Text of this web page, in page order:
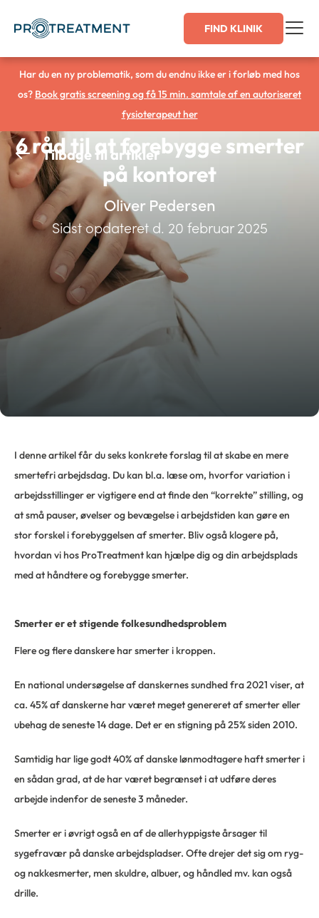
FIND KLINIK
Har du en ny problematik, som du endnu ikke er i forløb med hos
os? Book gratis screening og få 15 min. samtale af en autoriseret
fysioterapeut her
Tilbage til artikler
6 råd til at forebygge smerter
på kontoret
Oliver Pedersen
Sidst opdateret d. 20 februar 2025
I denne artikel får du seks konkrete forslag til at skabe en mere
smertefri arbejdsdag. Du kan bl.a. læse om, hvorfor variation i
arbejdsstillinger er vigtigere end at finde den “korrekte” stilling, og
at små pauser, øvelser og bevægelse i arbejdstiden kan gøre en
stor forskel i forebyggelsen af smerter. Bliv også klogere på,
hvordan vi hos ProTreatment kan hjælpe dig og din arbejdsplads
med at håndtere og forebygge smerter.
Smerter er et stigende folkesundhedsproblem
Flere og flere danskere har smerter i kroppen.
En national undersøgelse af danskernes sundhed fra 2021 viser, at
ca. 45% af danskerne har været meget genereret af smerter eller
ubehag de seneste 14 dage. Det er en stigning på 25% siden 2010.
Samtidig har lige godt 40% af danske lønmodtagere haft smerter i
en sådan grad, at de har været begrænset i at udføre deres
arbejde indenfor de seneste 3 måneder.
Smerter er i øvrigt også en af de allerhyppigste årsager til
sygefravær på danske arbejdspladser. Ofte drejer det sig om ryg-
og nakkesmerter, men skuldre, albuer, og håndled mv. kan også
drille.